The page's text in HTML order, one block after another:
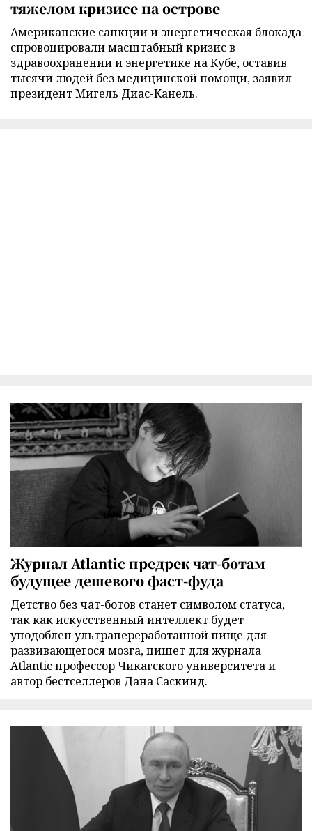
тяжелом кризисе на острове
Американские санкции и энергетическая блокада
спровоцировали масштабный кризис в
здравоохранении и энергетике на Кубе, оставив
тысячи людей без медицинской помощи, заявил
президент Мигель Диас-Канель.
Журнал Atlantic предрек чат-ботам
будущее дешевого фаст-фуда
Детство без чат-ботов станет символом статуса,
так как искусственный интеллект будет
уподоблен ультрапереработанной пище для
развивающегося мозга, пишет для журнала
Atlantic профессор Чикагского университета и
автор бестселлеров Дана Саскинд.